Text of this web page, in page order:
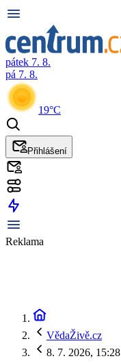
pátek 7. 8.
pá 7. 8.
19°C
Přihlášení
Reklama
VědaŽivě.cz
8. 7. 2026, 15:28